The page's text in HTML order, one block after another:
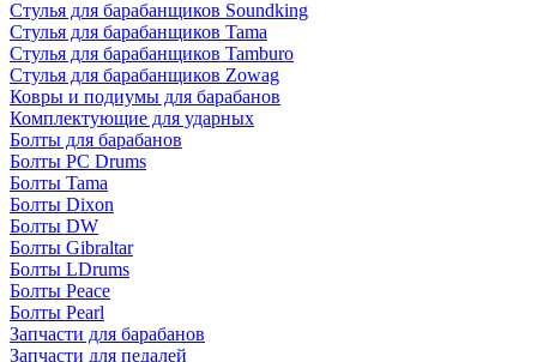
Стулья для барабанщиков Soundking
Стулья для барабанщиков Tama
Стулья для барабанщиков Tamburo
Стулья для барабанщиков Zowag
Ковры и подиумы для барабанов
Комплектующие для ударных
Болты для барабанов
Болты PC Drums
Болты Tama
Болты Dixon
Болты DW
Болты Gibraltar
Болты LDrums
Болты Peace
Болты Pearl
Запчасти для барабанов
Запчасти для педалей